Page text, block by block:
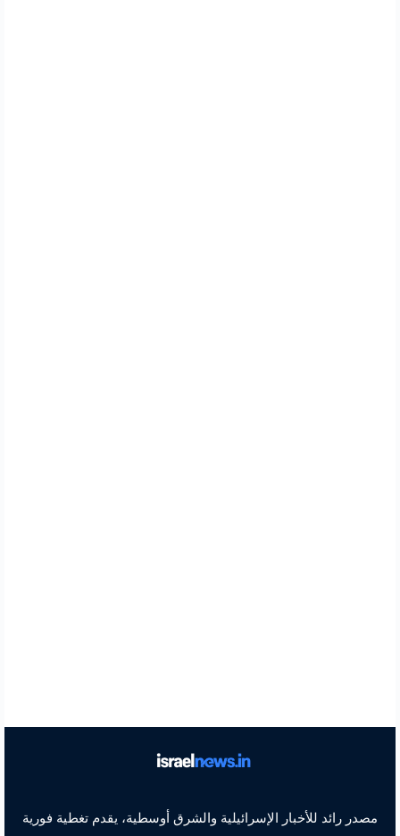
مصدر رائد للأخبار الإسرائيلية والشرق أوسطية، يقدم تغطية فورية